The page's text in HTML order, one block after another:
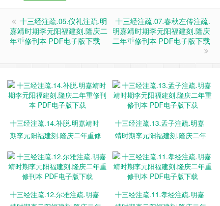
十三经注疏.05.仪礼注疏.明
嘉靖时期李元阳福建刻.隆庆二
年重修刊本 PDF电子版下载
十三经注疏.07.春秋左传注疏.
明嘉靖时期李元阳福建刻.隆庆
二年重修刊本 PDF电子版下载
十三经注疏.14.补脱.明嘉靖时
期李元阳福建刻.隆庆二年重修
十三经注疏.13.孟子注疏.明嘉
靖时期李元阳福建刻.隆庆二年
十三经注疏.12.尔雅注疏.明嘉
十三经注疏.11.孝经注疏.明嘉